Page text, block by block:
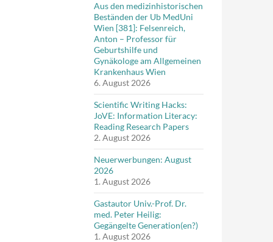
Aus den medizinhistorischen
Beständen der Ub MedUni
Wien [381]: Felsenreich,
Anton – Professor für
Geburtshilfe und
Gynäkologe am Allgemeinen
Krankenhaus Wien
6. August 2026
Scientific Writing Hacks:
JoVE: Information Literacy:
Reading Research Papers
2. August 2026
Neuerwerbungen: August
2026
1. August 2026
Gastautor Univ.-Prof. Dr.
med. Peter Heilig:
Gegängelte Generation(en?)
1. August 2026